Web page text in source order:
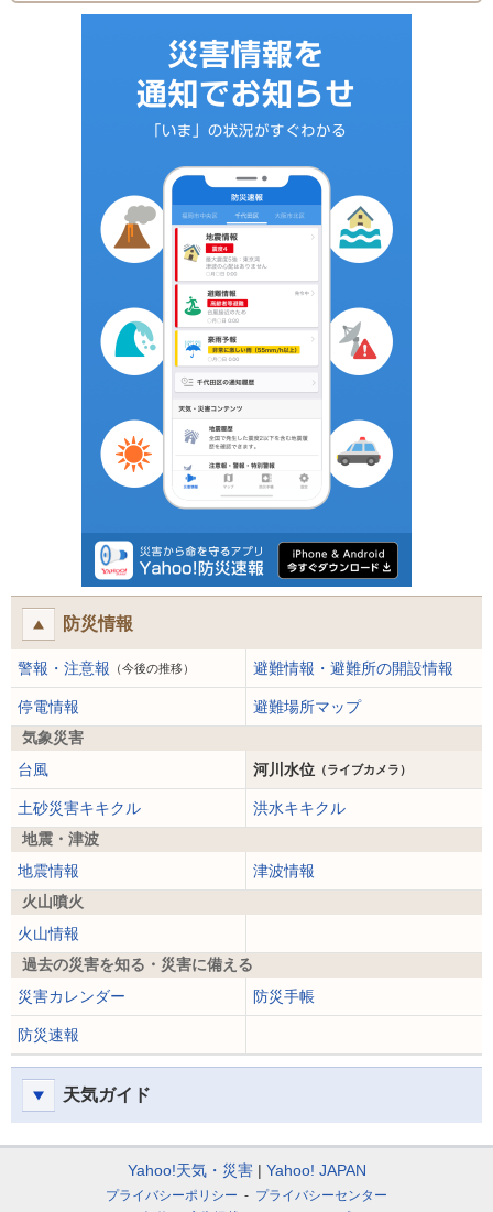
防災情報
警報・注意報 （今後の推移） 避難情報・避難所の開設情報
停電情報
避難場所マップ
気象災害
台風
河川水位 （ライブカメラ）
土砂災害キキクル
洪水キキクル
地震・津波
地震情報
津波情報
火山噴火
火山情報
過去の災害を知る・災害に備える
災害カレンダー
防災手帳
防災速報
天気ガイド
Yahoo!天気・災害 Yahoo! JAPAN
プライバシーポリシー
プライバシーセンター